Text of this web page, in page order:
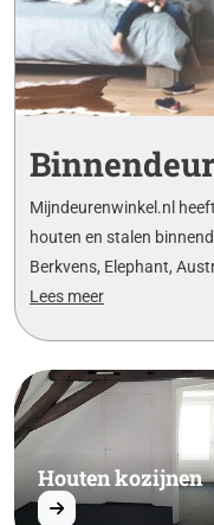
Mijndeurenwinkel.nl
houten en stalen
Berkvens, Elephant,
Lees meer
Houten kozijnen